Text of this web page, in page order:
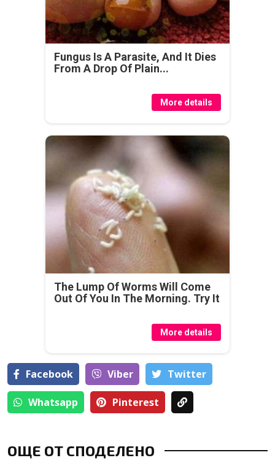
Fungus Is A Parasite, And It Dies
From A Drop Of Plain...
More details
The Lump Of Worms Will Come
Out Of You In The Morning. Try It
More details
Facebook Viber Тwitter
Whatsapp Pinterest
ОЩЕ ОТ СПОДЕЛЕНО